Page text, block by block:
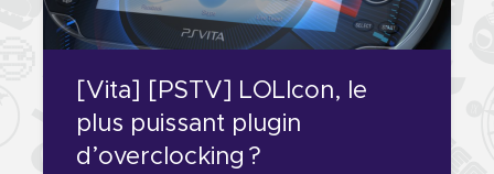
[Vita] [PSTV] LOLIcon, le
plus puissant plugin
d’overclocking ?